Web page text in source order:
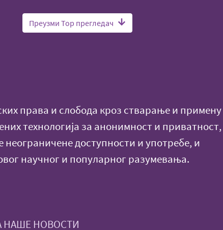
Преузми Тор прегледач
права и слобода кроз стварање и примену
технологија за анонимност и приватност,
доступности и употребе, и
научног и популарног разумевања.
НАШЕ НОВОСТИ